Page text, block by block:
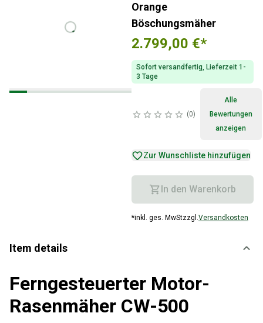
Orange
Böschungsmäher
2.799,00 €*
Sofort versandfertig, Lieferzeit 1-
3 Tage
0
Alle
Bewertungen
anzeigen
Zur Wunschliste hinzufügen
In den Warenkorb
*inkl. ges. MwStzzgl.Versandkosten
Item details
Ferngesteuerter Motor-
Rasenmäher CW-500